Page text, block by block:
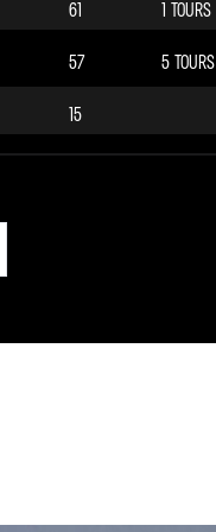
61 1 TOURS
57 5 TOURS
15